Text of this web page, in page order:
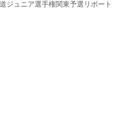
ュニア選手権関東予選リポート